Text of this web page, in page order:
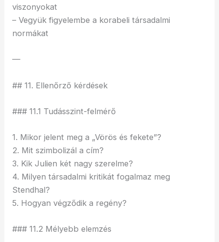
viszonyokat
– Vegyük figyelembe a korabeli társadalmi
normákat
—
## 11. Ellenőrző kérdések
### 11.1 Tudásszint-felmérő
1. Mikor jelent meg a „Vörös és fekete”?
2. Mit szimbolizál a cím?
3. Kik Julien két nagy szerelme?
4. Milyen társadalmi kritikát fogalmaz meg
Stendhal?
5. Hogyan végződik a regény?
### 11.2 Mélyebb elemzés